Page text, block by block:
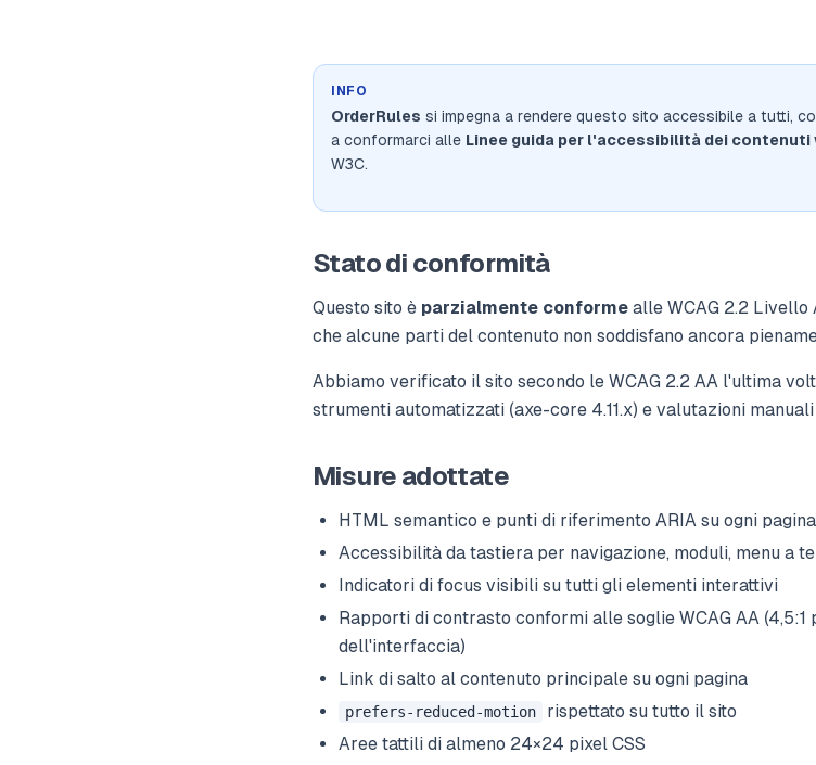
INFO
OrderRules si impegna a rendere questo sito accessibile a tutti,
a conformarci alle Linee guida per l'accessibilità dei contenuti
W3C.
Stato di conformità
Questo sito è parzialmente conforme alle WCAG 2.2
che alcune parti del contenuto non soddisfano ancora
Abbiamo verificato il sito secondo le WCAG 2.2 AA l'ultima
strumenti automatizzati (axe-core 4.11.x) e valutazioni
Misure adottate
HTML semantico e punti di riferimento ARIA su ogni pagina
Accessibilità da tastiera per navigazione, moduli, menu a
Indicatori di focus visibili su tutti gli elementi interattivi
Rapporti di contrasto conformi alle soglie WCAG AA
dell'interfaccia)
Link di salto al contenuto principale su ogni pagina
prefers-reduced-motion
rispettato su tutto il sito
Aree tattili di almeno 24×24 pixel CSS